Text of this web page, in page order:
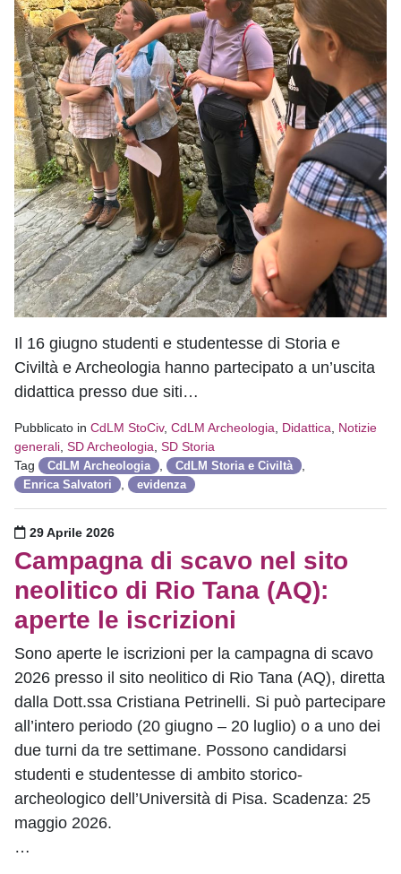
Il 16 giugno studenti e studentesse di Storia e
Civiltà e Archeologia hanno partecipato a un’uscita
didattica presso due siti…
Pubblicato in CdLM StoCiv, CdLM Archeologia Didattica
Notizie
generali SD Archeologia SD Storia
Tag
CdLM Archeologia CdLM Storia e Civiltà
Enrica Salvatori evidenza
Pubblicato il
29 Aprile 2026
Campagna di scavo nel sito
neolitico di Rio Tana (AQ):
aperte le iscrizioni
Sono aperte le iscrizioni per la campagna di scavo
2026 presso il sito neolitico di Rio Tana (AQ), diretta
dalla Dott.ssa Cristiana Petrinelli. Si può partecipare
all’intero periodo (20 giugno – 20 luglio) o a uno dei
due turni da tre settimane. Possono candidarsi
studenti e studentesse di ambito storico-
archeologico dell’Università di Pisa. Scadenza: 25
maggio 2026.
…